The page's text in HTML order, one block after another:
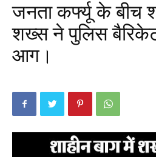
जनता कर्फ्यू के बीच
शख्स ने पुलिस
आग।